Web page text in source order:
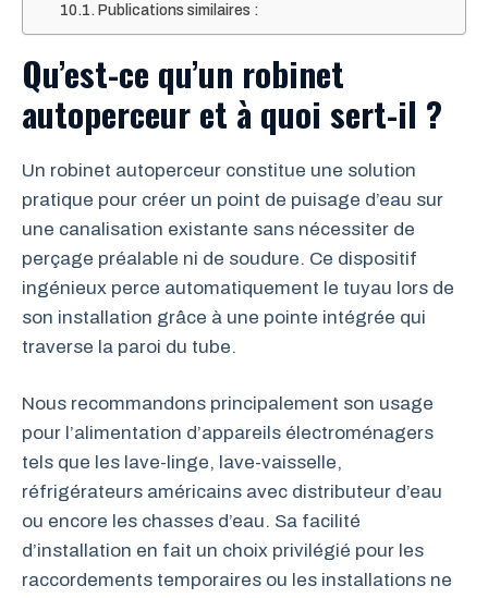
Publications similaires :
Qu’est-ce qu’un robinet
autoperceur et à quoi sert-il ?
Un robinet autoperceur constitue une solution
pratique pour créer un point de puisage d’eau sur
une canalisation existante sans nécessiter de
perçage préalable ni de soudure. Ce dispositif
ingénieux perce automatiquement le tuyau lors de
son installation grâce à une pointe intégrée qui
traverse la paroi du tube.
Nous recommandons principalement son usage
pour l’alimentation d’appareils électroménagers
tels que les lave-linge, lave-vaisselle,
réfrigérateurs américains avec distributeur d’eau
ou encore les chasses d’eau. Sa facilité
d’installation en fait un choix privilégié pour les
raccordements temporaires ou les installations ne